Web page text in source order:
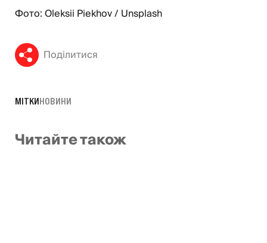
Фото: Oleksii Piekhov / Unsplash
Поділитися
МІТКИНОВИНИ
Читайте також